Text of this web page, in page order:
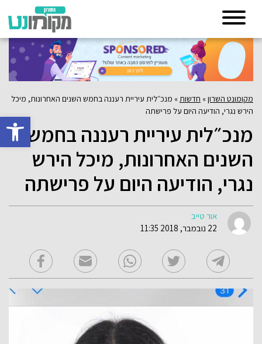
פתח
מקומונט השרון» חדשות » מנכ״לית עיריית רעננה בחמש השנים האחרונות, מיכל
הירש נגרי, הודיעה היום על פרישתה
מנכ״לית עיריית רעננה בחמש
השנים האחרונות, מיכל הירש
נגרי, הודיעה היום על פרישתה
אור טייב
22 נובמבר, 2018 11:35